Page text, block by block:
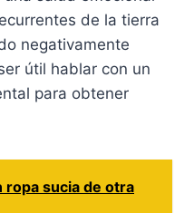
de la tierra
negativamente
útil hablar con un
para obtener
ropa sucia de otra